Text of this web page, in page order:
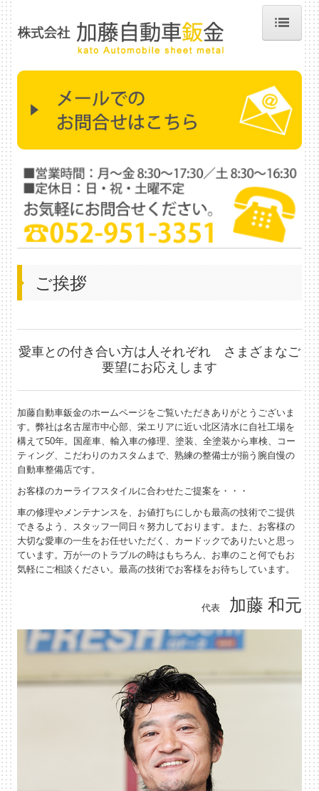
加藤自動車鈑金
修理・塗装
コーティング
車検・ガラス
その他のサービス
お客様の声・Q＆A
ご挨拶
愛車との付き合い方は人それぞれ さまざまなご
要望にお応えします
加藤自動車鈑金のホームページをご覧いただきありがとうございま
す。弊社は名古屋市中心部、栄エリアに近い北区清水に自社工場を
構えて50年。国産車、輸入車の修理、塗装、全塗装から車検、コー
ティング、こだわりのカスタムまで、熟練の整備士が揃う腕自慢の
自動車整備店です。
お客様のカーライフスタイルに合わせたご提案を・・・
車の修理やメンテナンスを、お値打ちにしかも最高の技術でご提供
できるよう、スタッフ一同日々努力しております。また、お客様の
大切な愛車の一生をお任せいただく、カードックでありたいと思っ
ています。万が一のトラブルの時はもちろん、お車のこと何でもお
気軽にご相談ください。最高の技術でお客様をお待ちしています。
代表 加藤 和元